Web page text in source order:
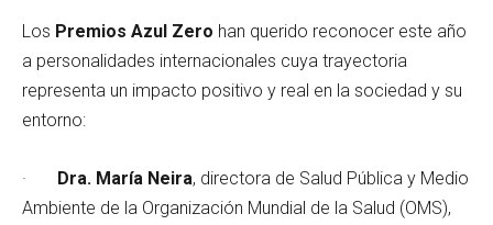
Los Premios Azul Zero han querido reconocer este año
a personalidades internacionales cuya trayectoria
representa un impacto positivo y real en la sociedad y su
entorno:
· Dra. María Neira, directora de Salud Pública y Medio
Ambiente de la Organización Mundial de la Salud (OMS),